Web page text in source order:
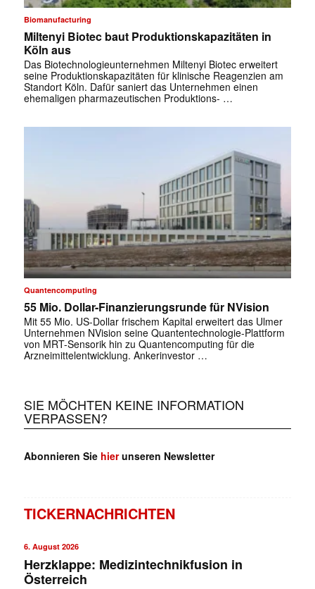
Biomanufacturing
Miltenyi Biotec baut Produktionskapazitäten in
Köln aus
Das Biotechnologieunternehmen Miltenyi Biotec erweitert
seine Produktionskapazitäten für klinische Reagenzien am
Standort Köln. Dafür saniert das Unternehmen einen
ehemaligen pharmazeutischen Produktions- …
Quantencomputing
55 Mio. Dollar-Finanzierungsrunde für NVision
Mit 55 Mio. US-Dollar frischem Kapital erweitert das Ulmer
Unternehmen NVision seine Quantentechnologie-Plattform
von MRT-Sensorik hin zu Quantencomputing für die
Arzneimittelentwicklung. Ankerinvestor …
SIE MÖCHTEN KEINE INFORMATION
VERPASSEN?
Abonnieren Sie hierunseren Newsletter
TICKERNACHRICHTEN
6. August 2026
Herzklappe: Medizintechnikfusion in
Österreich